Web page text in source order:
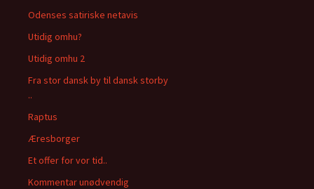
Odenses satiriske netavis
Utidig omhu?
Utidig omhu 2
Fra stor dansk by til dansk storby
..
Raptus
Æresborger
Et offer for vor tid..
Kommentar unødvendig